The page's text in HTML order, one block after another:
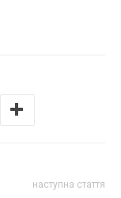
наступна стаття